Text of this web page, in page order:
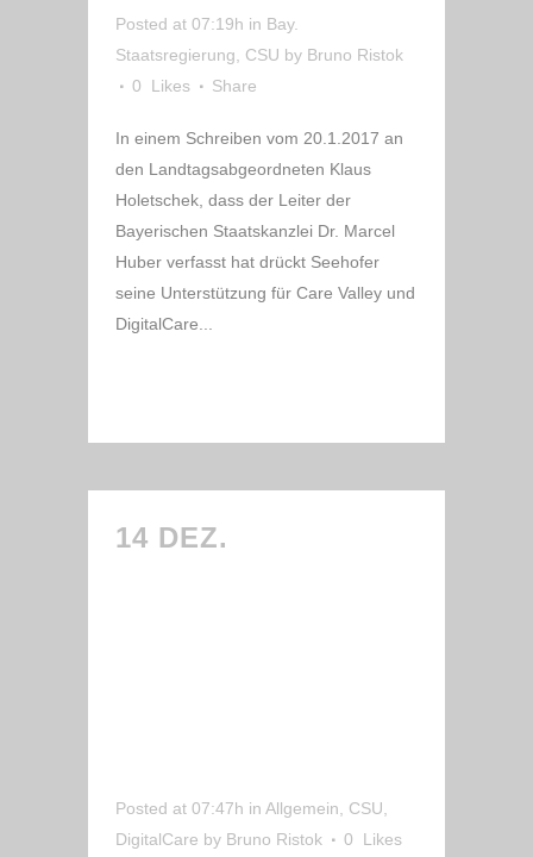
Posted at 07:19h in Bay.
Staatsregierung
CSU by Bruno Ristok
0
Likes Share
In einem Schreiben vom 20.1.2017 an
den Landtagsabgeordneten Klaus
Holetschek, dass der Leiter der
Bayerischen Staatskanzlei Dr. Marcel
Huber verfasst hat drückt Seehofer
seine Unterstützung für Care Valley und
DigitalCare...
14 DEZ.
Posted at 07:47h in Allgemein CSU
DigitalCare by Bruno Ristok 0
Likes